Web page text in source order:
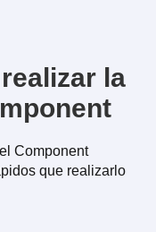
la
Component
que realizarlo